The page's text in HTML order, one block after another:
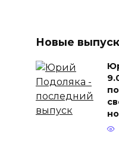
Новые